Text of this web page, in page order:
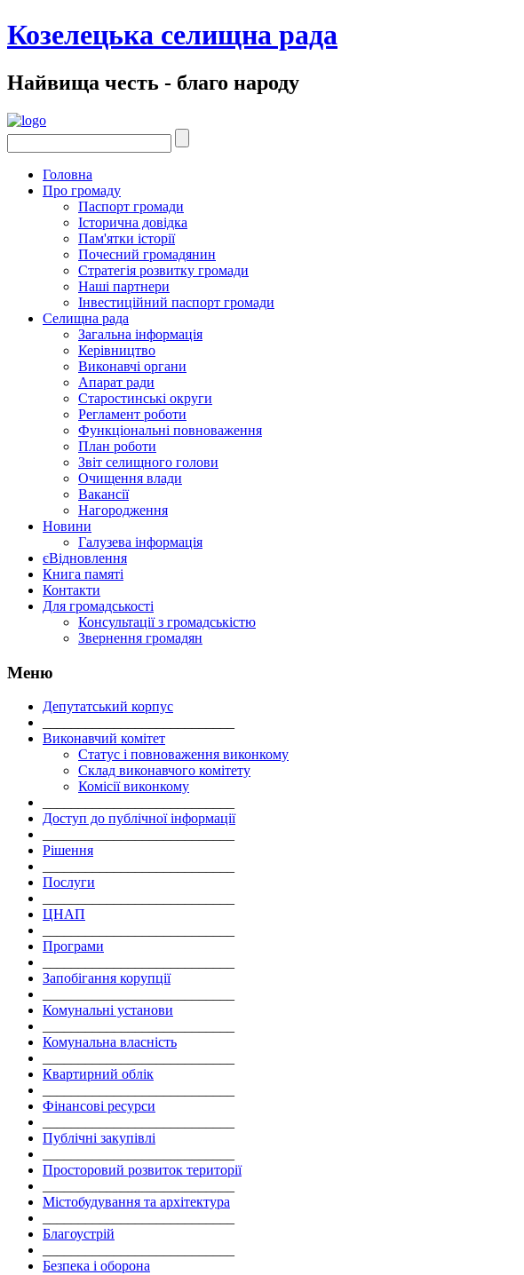
Козелецька селищна рада
Найвища честь - благо народу
Головна
Про громаду
Паспорт громади
Історична довідка
Пам'ятки історії
Почесний громадянин
Стратегія розвитку громади
Наші партнери
Інвестиційний паспорт громади
Селищна рада
Загальна інформація
Керівництво
Виконавчі органи
Апарат ради
Старостинські округи
Регламент роботи
Функціональні повноваження
План роботи
Звіт селищного голови
Очищення влади
Вакансії
Нагородження
Новини
Галузева інформація
єВідновлення
Книга памяті
Контакти
Для громадськості
Консультації з громадськістю
Звернення громадян
Меню
Депутатський корпус
Виконавчий комітет
Статус і повноваження виконкому
Склад виконавчого комітету
Комісії виконкому
Доступ до публічної інформації
Рішення
Послуги
ЦНАП
Програми
Запобігання корупції
Комунальні установи
Комунальна власність
Квартирний облік
Фінансові ресурси
Публічні закупівлі
Просторовий розвиток території
Містобудування та архітектура
Благоустрій
Безпека і оборона